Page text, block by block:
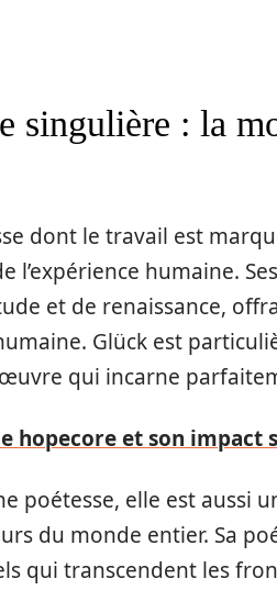
singulière : la
dont le travail est
humaine.
et de renaissance,
Glück est
qui incarne
hopecore et son
poétesse, elle est aussi
du monde entier. Sa
qui transcendent les